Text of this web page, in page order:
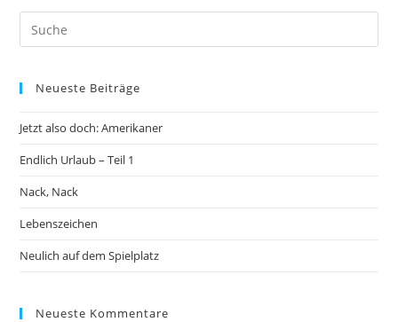
Neueste Beiträge
Jetzt also doch: Amerikaner
Endlich Urlaub – Teil 1
Nack, Nack
Lebenszeichen
Neulich auf dem Spielplatz
Neueste Kommentare